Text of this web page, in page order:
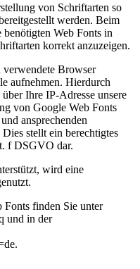
von Schriftarten so
werden. Beim
Web Fonts in
korrekt anzuzeigen.
Browser
aufnehmen. Hierdurch
Ihre IP-Adresse unsere
von Google Web Fonts
ansprechenden
stellt ein berechtigtes
f DSGVO dar.
wird eine
Fonts finden Sie unter
und in der